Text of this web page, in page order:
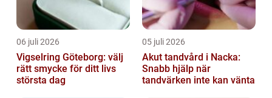
06 juli 2026
Vigselring Göteborg: välj
rätt smycke för ditt livs
största dag
05 juli 2026
Akut tandvård i Nacka:
Snabb hjälp när
tandvärken inte kan vänta